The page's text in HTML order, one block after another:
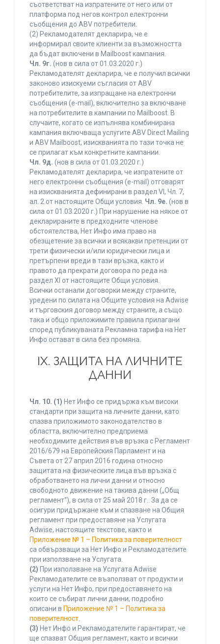
съответстват на изпратените от него или от
платформа под негов контрол електронни
съобщения до ABV потребители.
(2) Рекламодателят декларира, че е
информирал своите клиенти за възможността
да бъдат включени в Mailboost кампания.
Чл. 9г. (нов в сила от 01.03.2020 г.)
Рекламодателят декларира, че е получил всички
законово изискуеми съгласия от ABV
потребителите, за изпращане на електронни
съобщения (e-mail), включително за включване
на потребителите в кампании по Mailboost. В
случаите, когато се изпълнява комбинирана
кампания включваща услугите ABV Direct Mailing
и ABV Mailboost, изискванията по тази точка не
се прилагат към конкретните кампании.
Чл. 9д. (нов в сила от 01.03.2020 г.)
Рекламодателят декларира, че изпратените от
него електронни съобщения (e-mail) отговарят
на изискванията дефинирани в раздел VI, Чл. 7,
ал. 2 от настоящите Общи условия. Чл. 9е. (нов в
сила от 01.03.2020 г.) При нарушение на някое от
декларираните в предходните членове
обстоятелства, Нет Инфо има право на
обезщетение за всички и всякакви претенции от
трети физически и/или юридически лица и
претърпени вреди в тази връзка, както и
правото да прекрати договора по реда на
раздел XI от настоящите Общи условия.
Всички останали договорки между страните,
уредени по силата на Общите условия на Adwise
и търговския договор между страните, а също
така и общо приложимите правила прилагани
според публикуваната Рекламна тарифа на Нет
Инфо остават в сила без промяна.
IХ. ЗАЩИТА НА ЛИЧНИТЕ
ДАННИ
Чл. 10. (1) Нет Инфо се придържа към високи
стандарти при защита на личните данни, като
спазва приложимото законодателство в
областта, включително предприема
необходимите действия във връзка с Регламент
2016/679 на Европейския Парламент и на
Съвета от 27 април 2016 година относно
защитата на физическите лица във връзка с
обработването на лични данни и относно
свободното движение на такива данни („Общ
регламент“), в сила от 25 май 2018 г.. За да се
осигури придържане към и спазване на Общия
регламент при предоставяне на Услугата
Adwise, настоящите текстове, както и
Приложение № 1 – Политика за поверителност
са обвързващи за Нет Инфо и Рекламодателите
при използване на Услугата.
(2) При използване на Услугата Adwise
Рекламодателите се възползват от продукти и
услуги на Нет Инфо, при предоставянето на
които се събират лични данни, подробно
описани в Приложение № 1 – Политика за
поверителност.
(3) Нет Инфо и Рекламодателите гарантират, че
ще спазват Общия регламент, както и всички